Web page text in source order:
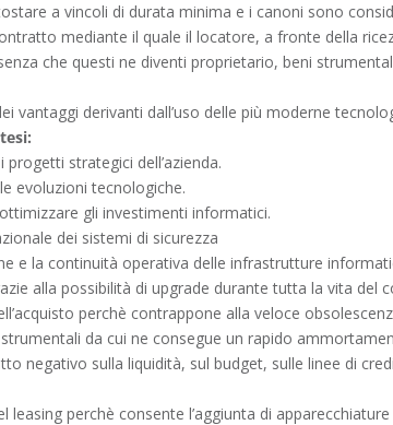
a vincoli di durata minima e i canoni sono
mediante il quale il locatore, a fronte della
che questi ne diventi proprietario, beni
vantaggi derivanti dall’uso delle più moderne
strategici dell’azienda.
evoluzioni tecnologiche.
gli investimenti informatici.
dei sistemi di sicurezza
e la continuità operativa delle infrastrutture
alla possibilità di upgrade durante tutta la vita del
perchè contrappone alla veloce
da cui ne consegue un rapido
negativo sulla liquidità, sul budget, sulle linee di
leasing perchè consente l’aggiunta di